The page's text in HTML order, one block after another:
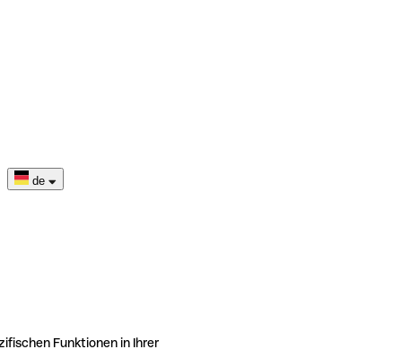
de
Funktionen in Ihrer